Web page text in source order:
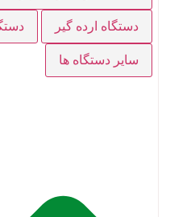
دستگاه ارده گیر
سایر دستگاه ها